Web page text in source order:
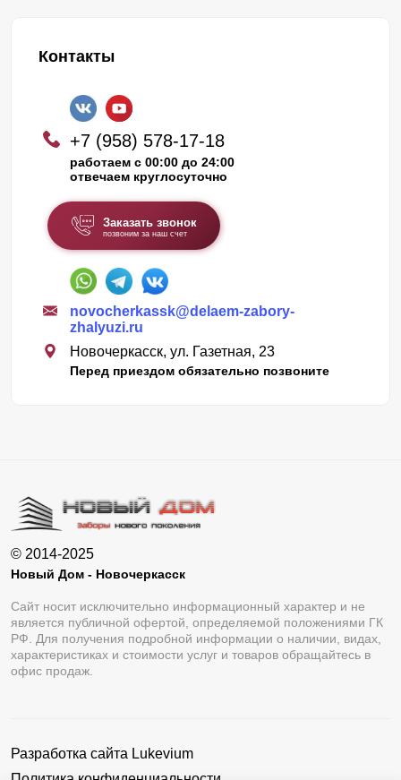
Контакты
+7 (958) 578-17-18
работаем с 00:00 до 24:00
отвечаем круглосуточно
Заказать звонок
позвоним за наш счет
novocherkassk@delaem-zabory-
zhalyuzi.ru
Новочеркасск, ул. Газетная, 23
Перед приездом обязательно позвоните
© 2014-2025
Новый Дом - Новочеркасск
Сайт носит исключительно информационный характер и не
является публичной офертой, определяемой положениями ГК
РФ. Для получения подробной информации о наличии, видах,
характеристиках и стоимости услуг и товаров обращайтесь в
офис продаж.
Разработка сайта Lukevium